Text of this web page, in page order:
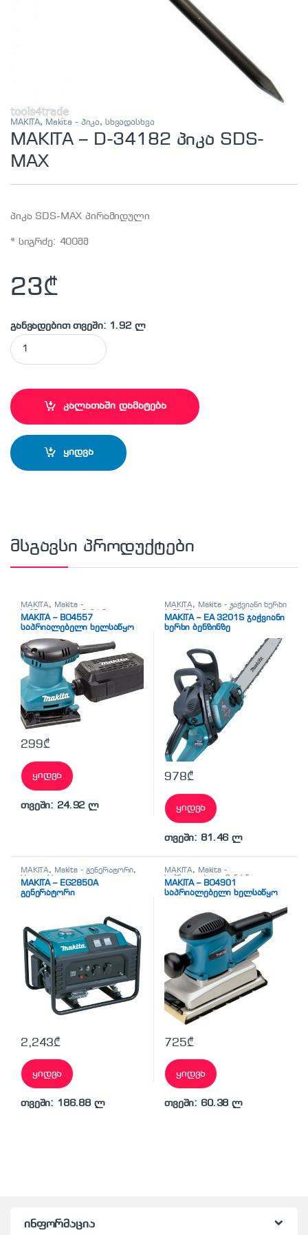
MAKITA, Makita - პიკა, სხვადასხვა
MAKITA – D-34182 პიკა SDS-
MAX
პიკა SDS-MAX პირამიდული
* სიგრძე: 400მმ
23₾
განვადებით თვეში: 1.92 ლ
MAKITA - D-34182 პიკა SDS-MAX quantity
კალათაში დამატება
ყიდვა
მსგავსი პროდუქტები
MAKITA, Makita -
საპრიალებელი მანქანა
(სველი),სხვადასხვა
MAKITA – BO4557
საპრიალებელი ხელსაწყო
299₾
ყიდვა
თვეში: 24.92 ლ
MAKITA, Makita - ჯაჭვიანი ხერხი
ბენზინზე
ელ. დრუჟბები
MAKITA – EA 3201S ჯაჭვიანი
ხერხი ბენზინზე
978₾
ყიდვა
თვეში: 81.46 ლ
MAKITA, Makita - გენერატორი,
სხვადასხვა
MAKITA – EG2850A
გენერატორი
2,243₾
ყიდვა
თვეში: 186.88 ლ
MAKITA, Makita -
საპრიალებელი მანქანა
(სველი),სხვადასხვა
MAKITA – BO4901
საპრიალებელი ხელსაწყო
725₾
ყიდვა
თვეში: 60.38 ლ
ინფორმაცია